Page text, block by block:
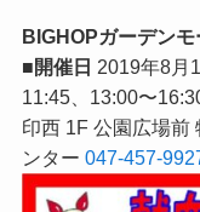
BIGHOPガーデンモ
■開催日 2019年8月
11:45、13:00〜
印西 1F 公園広場前
ンター 047-457-